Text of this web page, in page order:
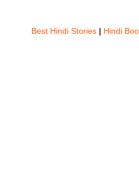
Best Hindi Stories | Hindi